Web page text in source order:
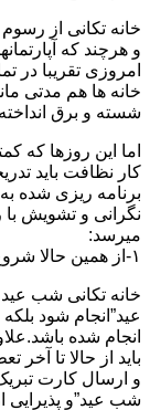
خانه تکانی از
و هرچند که
امروزی تقریبا در
خانه ها هم مدتی
شسته و برق
اما این روزها
کار نظافت باید
برنامه ریزی شده
نگرانی و تشویش با
میرسد:
۱-از همین حالا شروع کنید
خانه تکانی شب
عید”انجام شود
انجام شده
باید از حالا تا آخر
و ارسال کارت
شب عید”و پذیرایی